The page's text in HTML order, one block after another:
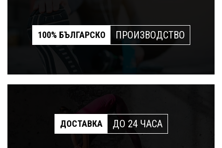
100% БЪЛГАРСКО ПРОИЗВОДСТВО
ДОСТАВКА ДО 24 ЧАСА